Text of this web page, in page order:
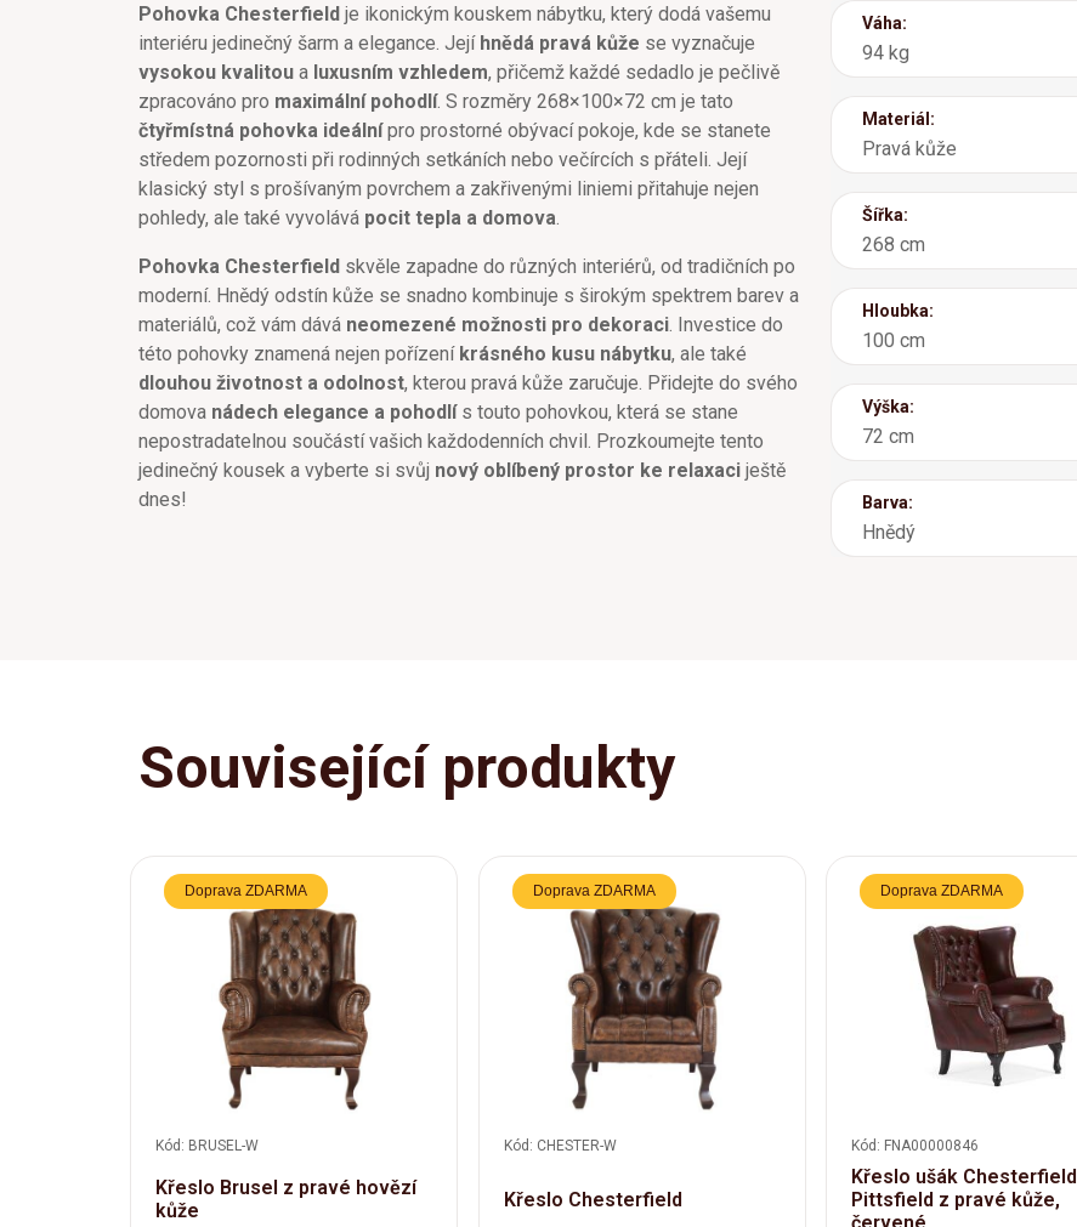
Pohovka Chesterfield je ikonickým kouskem nábytku, který dodá vašemu
interiéru jedinečný šarm a elegance. Její hnědá pravá kůže se vyznačuje
vysokou kvalitou a luxusním vzhledem, přičemž každé sedadlo je pečlivě
zpracováno pro maximální pohodlí. S rozměry 268×100×72 cm je tato
čtyřmístná pohovka ideálnípro prostorné obývací pokoje, kde se stanete
středem pozornosti při rodinných setkáních nebo večírcích s přáteli. Její
klasický styl s prošívaným povrchem a zakřivenými liniemi přitahuje nejen
pohledy, ale také vyvolává pocit tepla a domova
Pohovka Chesterfield skvěle zapadne do různých interiérů, od tradičních po
moderní. Hnědý odstín kůže se snadno kombinuje s širokým spektrem barev a
materiálů, což vám dává neomezené možnosti pro dekoraci . Investice do
této pohovky znamená nejen pořízení krásného kusu nábytku, ale také
dlouhou životnost a odolnost, kterou pravá kůže zaručuje. Přidejte do svého
domova nádech elegance a pohodlís touto pohovkou, která se stane
nepostradatelnou součástí vašich každodenních chvil. Prozkoumejte tento
jedinečný kousek a vyberte si svůj nový oblíbený prostor ke relaxaci ještě
dnes!
Váha:
94 kg
Materiál:
Pravá kůže
Šířka:
268 cm
Hloubka:
100 cm
Výška:
72 cm
Barva:
Hnědý
Související produkty
Doprava ZDARMA
Kód: BRUSEL-W
Křeslo Brusel z pravé hovězí
kůže
Doprava ZDARMA
Kód: CHESTER-W
Křeslo Chesterfield
Doprava ZDARMA
Kód: FNA00000846
Křeslo ušák Chesterfield
Pittsfield z pravé kůže,